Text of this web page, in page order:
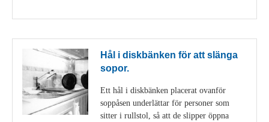
Hål i diskbänken för att slänga
sopor.
Ett hål i diskbänken placerat ovanför
soppåsen underlättar för personer som
sitter i rullstol, så att de slipper öppna